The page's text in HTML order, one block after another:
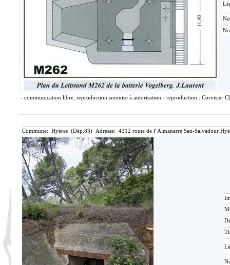
- communication libre, reproduction soumise à autorisation - reproduction : Corvisier
Commune: Hyères (Dép.83) Adresse: 4312 route de l' Almanarre San-Salvadour